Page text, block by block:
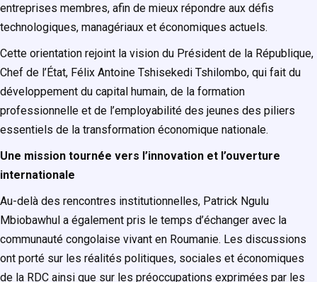
entreprises membres, afin de mieux répondre aux défis
technologiques, managériaux et économiques actuels.
Cette orientation rejoint la vision du Président de la République,
Chef de l’État, Félix Antoine Tshisekedi Tshilombo, qui fait du
développement du capital humain, de la formation
professionnelle et de l’employabilité des jeunes des piliers
essentiels de la transformation économique nationale.
Une mission tournée vers l’innovation et l’ouverture
internationale
Au-delà des rencontres institutionnelles, Patrick Ngulu
Mbiobawhul a également pris le temps d’échanger avec la
communauté congolaise vivant en Roumanie. Les discussions
ont porté sur les réalités politiques, sociales et économiques
de la RDC ainsi que sur les préoccupations exprimées par les